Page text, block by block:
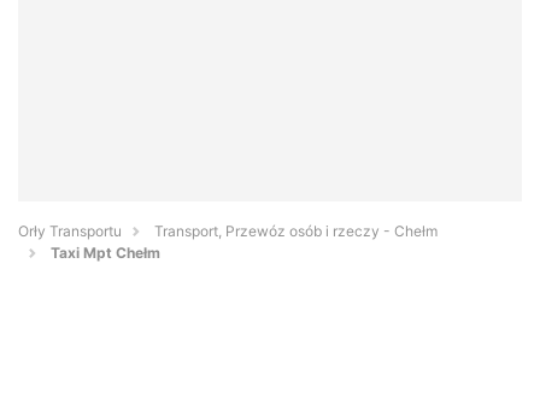
Orły Transportu
Transport, Przewóz osób i rzeczy - Chełm
Taxi Mpt Chełm